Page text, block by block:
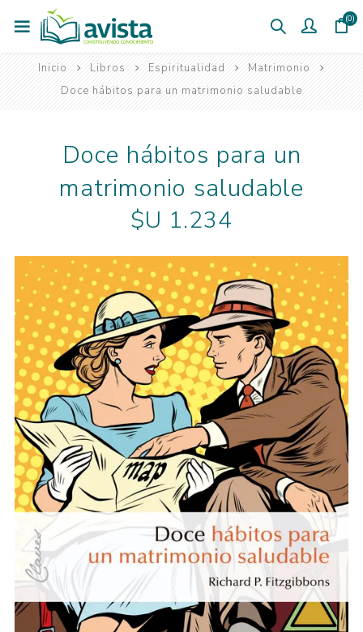
(0)
Inicio Libros Espiritualidad
Matrimonio
Doce hábitos para un matrimonio saludable
Doce hábitos para un
matrimonio saludable
$U 1.234